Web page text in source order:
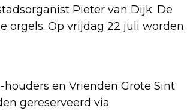
Pieter van Dijk. De
orgels. Op vrijdag 22 juli worden
en Vrienden Grote Sint
gereserveerd via